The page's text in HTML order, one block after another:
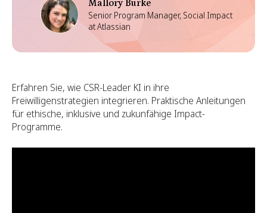
Mallory Burke
Senior Program Manager, Social Impact
at Atlassian
Erfahren Sie, wie CSR-Leader KI in ihre
Freiwilligenstrategien integrieren. Praktische Anleitungen
für ethische, inklusive und zukunfähige Impact-
Programme.